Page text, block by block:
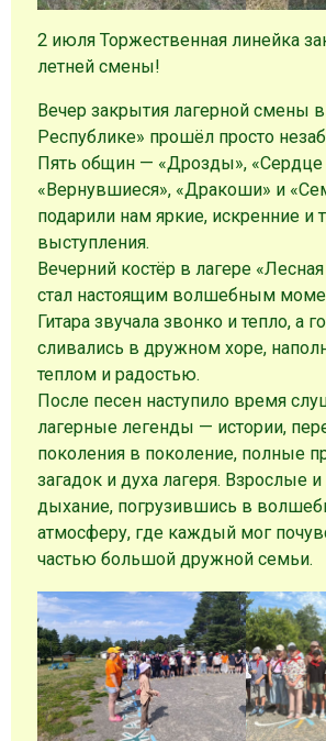
2 июля Торжественная линейка
летней смены!
Вечер закрытия лагерной смены
Республике» прошёл просто
Пять общин — «Дрозды», «Сердце
«Вернувшиеся», «Дракоши» и
подарили нам яркие, искренние и
выступления.
Вечерний костёр в лагере
стал настоящим волшебным
Гитара звучала звонко и тепло, а
сливались в дружном хоре,
теплом и радостью.
После песен наступило время
лагерные легенды — истории,
поколения в поколение, полные
загадок и духа лагеря. Взрослые и
дыхание, погрузившись в
атмосферу, где каждый мог
частью большой дружной семьи.